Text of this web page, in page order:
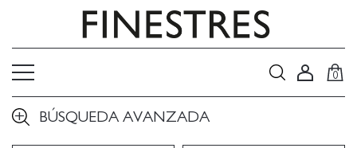
0
BÚSQUEDA AVANZADA